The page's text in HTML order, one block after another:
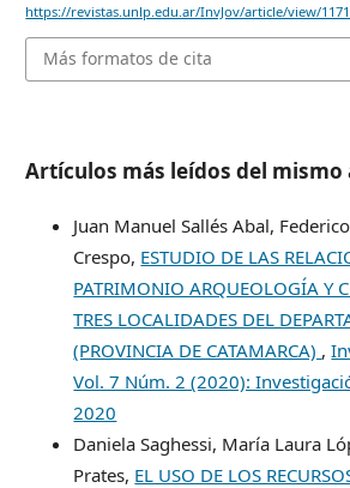
https://revistas.unlp.edu.ar/InvJov/article/view/
Más formatos de cita
Artículos más leídos del
Juan Manuel Sallés Abal,
Crespo, ESTUDIO DE LAS
PATRIMONIO ARQUEOLOGÍA Y
TRES LOCALIDADES DEL
(PROVINCIA DE CATAMARCA) ,
Vol. 7 Núm. 2 (2020):
2020
Daniela Saghessi, María Laura
Prates, EL USO DE LOS